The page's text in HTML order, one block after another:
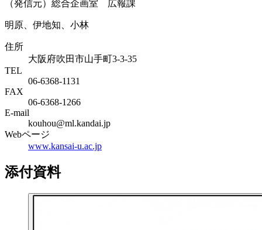
（発信元）総合企画室 広報課
明原、伊地知、小林
住所
大阪府吹田市山手町3-3-35
TEL
06-6368-1131
FAX
06-6368-1266
E-mail
kouhou@ml.kandai.jp
Webページ
www.kansai-u.ac.jp
添付資料